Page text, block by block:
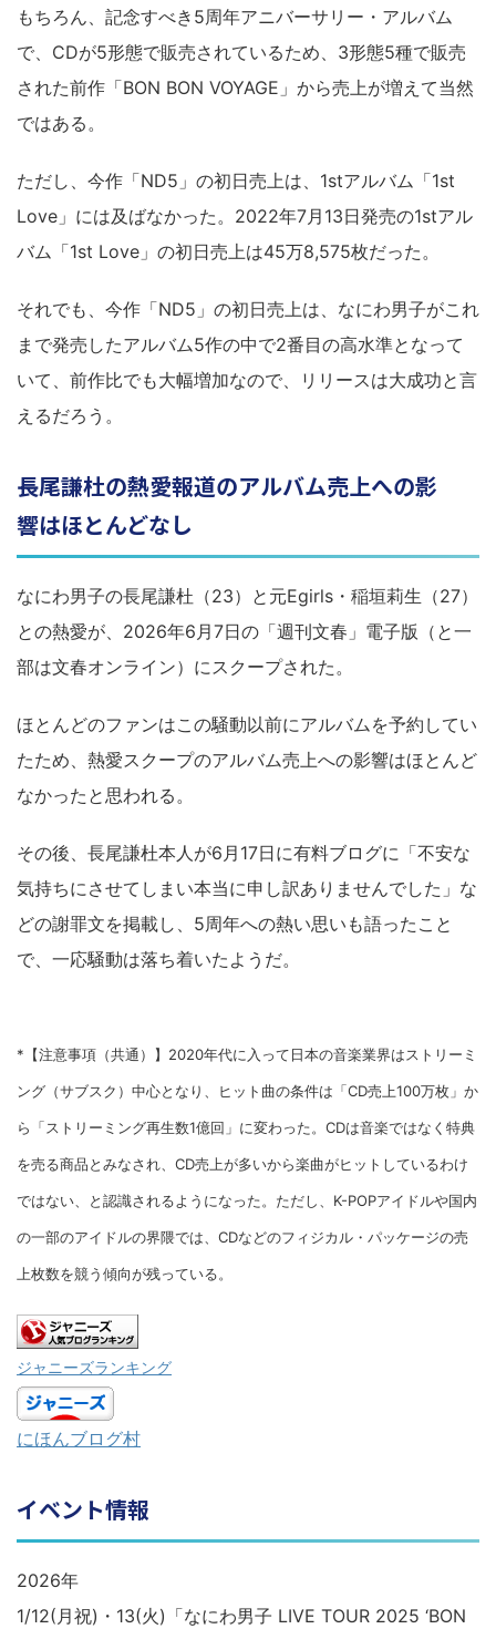
もちろん、記念すべき5周年アニバーサリー・アルバム
で、CDが5形態で販売されているため、3形態5種で販売
された前作「BON BON VOYAGE」から売上が増えて当然
ではある。
ただし、今作「ND5」の初日売上は、1stアルバム「1st
Love」には及ばなかった。2022年7月13日発売の1stアル
バム「1st Love」の初日売上は45万8,575枚だった。
それでも、今作「ND5」の初日売上は、なにわ男子がこれ
まで発売したアルバム5作の中で2番目の高水準となって
いて、前作比でも大幅増加なので、リリースは大成功と言
えるだろう。
長尾謙杜の熱愛報道のアルバム売上への影
響はほとんどなし
なにわ男子の長尾謙杜（23）と元Egirls・稲垣莉生（27）
との熱愛が、2026年6月7日の「週刊文春」電子版（と一
部は文春オンライン）にスクープされた。
ほとんどのファンはこの騒動以前にアルバムを予約してい
たため、熱愛スクープのアルバム売上への影響はほとんど
なかったと思われる。
その後、長尾謙杜本人が6月17日に有料ブログに「不安な
気持ちにさせてしまい本当に申し訳ありませんでした」な
どの謝罪文を掲載し、5周年への熱い思いも語ったこと
で、一応騒動は落ち着いたようだ。
*【注意事項（共通）】2020年代に入って日本の音楽業界はストリーミ
ング（サブスク）中心となり、ヒット曲の条件は「CD売上100万枚」か
ら「ストリーミング再生数1億回」に変わった。CDは音楽ではなく特典
を売る商品とみなされ、CD売上が多いから楽曲がヒットしているわけ
ではない、と認識されるようになった。ただし、K-POPアイドルや国内
の一部のアイドルの界隈では、CDなどのフィジカル・パッケージの売
上枚数を競う傾向が残っている。
ジャニーズランキング
にほんブログ村
イベント情報
2026年
1/12(月祝)・13(火)「なにわ男子 LIVE TOUR 2025 ‘BON